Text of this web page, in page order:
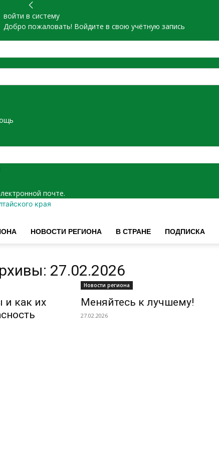
войти в систему
Добро пожаловать! Войдите в свою учётную запись
почте.
края
НОВОСТИ РЕГИОНА В СТРАНЕ ПОДПИСКА
27.02.2026
и как их
Новости региона
Меняйтесь к лучшему!
27.02.2026